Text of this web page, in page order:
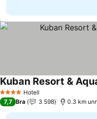
4 StjernerHotell
Kuban Resort &
7,7 Bra 3 598 0.3 km